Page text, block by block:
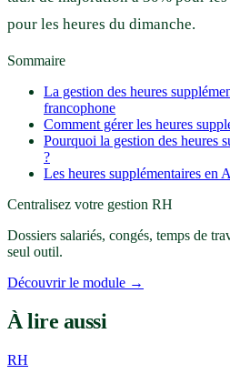
pour les heures du dimanche.
Sommaire
La gestion des heures
francophone
Comment gérer les heures
Pourquoi la gestion des heures
?
Les heures supplémentaires en
Centralisez votre gestion RH
Dossiers salariés, congés, temps de
seul outil.
Découvrir le module →
À lire aussi
RH